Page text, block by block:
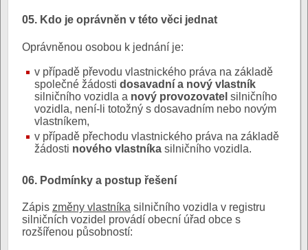
05. Kdo je oprávněn v této věci jednat
Oprávněnou osobou k jednání je:
v případě převodu vlastnického práva na základě
společné žádosti dosavadní a nový vlastník
silničního vozidla a nový provozovatel silničního
vozidla, není-li totožný s dosavadním nebo novým
vlastníkem,
v případě přechodu vlastnického práva na základě
žádosti nového vlastníka silničního vozidla.
06. Podmínky a postup řešení
Zápis změny vlastníka silničního vozidla v registru
silničních vozidel provádí obecní úřad obce s
rozšířenou působností: